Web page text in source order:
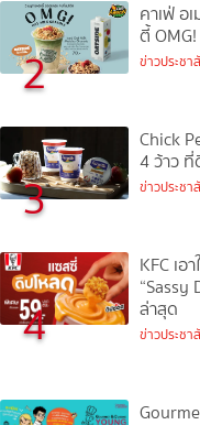
2
คาเฟ่ อ
ตี้
ข่าวประช
3
Chick
4 ว้าว
ข่าวประช
4
KFC เอ
“Sassy
ล่าสุด
ข่าวประช